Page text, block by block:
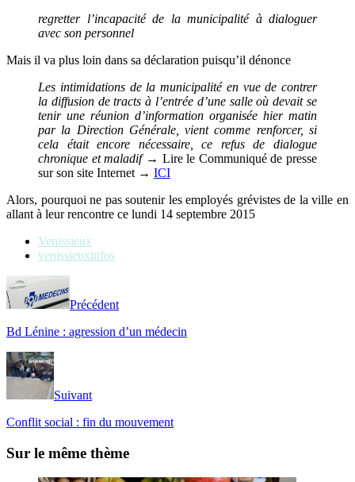
regretter l’incapacité de la municipalité à dialoguer
avec son personnel
Mais il va plus loin dans sa déclaration puisqu’il dénonce
Les intimidations de la municipalité en vue de contrer
la diffusion de tracts à l’entrée d’une salle où devait se
tenir une réunion d’information organisée hier matin
par la Direction Générale, vient comme renforcer, si
cela était encore nécessaire, ce refus de dialogue
chronique et maladif → Lire le Communiqué de presse
sur son site Internet → ICI
Alors, pourquoi ne pas soutenir les employés grévistes de la ville en
allant à leur rencontre ce lundi 14 septembre 2015
Venissieux
venissieuxinfos
Précédent
Bd Lénine : agression d’un médecin
Suivant
Conflit social : fin du mouvement
Sur le même thème